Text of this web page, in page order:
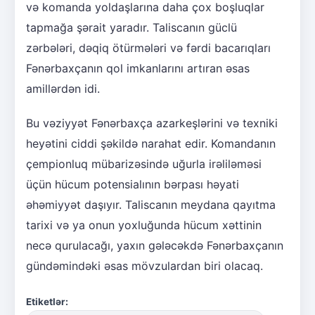
və komanda yoldaşlarına daha çox boşluqlar
tapmağa şərait yaradır. Taliscanın güclü
zərbələri, dəqiq ötürmələri və fərdi bacarıqları
Fənərbaxçanın qol imkanlarını artıran əsas
amillərdən idi.
Bu vəziyyət Fənərbaxça azarkeşlərini və texniki
heyətini ciddi şəkildə narahat edir. Komandanın
çempionluq mübarizəsində uğurla irəliləməsi
üçün hücum potensialının bərpası həyati
əhəmiyyət daşıyır. Taliscanın meydana qayıtma
tarixi və ya onun yoxluğunda hücum xəttinin
necə qurulacağı, yaxın gələcəkdə Fənərbaxçanın
gündəmindəki əsas mövzulardan biri olacaq.
Etiketlər: